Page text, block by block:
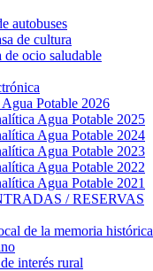
autobuses
de cultura
de ocio saludable
Potable 2026
Agua Potable 2025
Agua Potable 2024
Agua Potable 2023
Agua Potable 2022
Agua Potable 2021
/ RESERVAS
de la memoria histórica
interés rural